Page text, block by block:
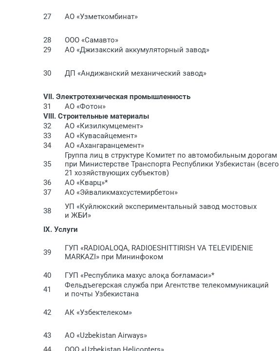
27 АО «Узметкомбинат»
28
ООО «Самавто»
29
АО «Джизакский аккумуляторный завод»
30 ДП «Андижанский механический завод»
VII. Электротехническая промышленность
31
АО «Фотон»
VIII. Строительные материалы
32
АО «Кизилкумцемент»
33
АО «Кувасайцемент»
34
АО «Ахангаранцемент»
35
Группа лиц в структуре Комитет по автомобильным дорогам
при Министерстве Транспорта Республики Узбекистан (всего
21 хозяйствующих субъектов)
36 АО «Кварц»*
37
АО «Эйваликмахсустемирбетон»
38
УП «Куйлюкский экспериментальный завод мостовых
и ЖБИ»
IX. Услуги
39
ГУП «RADIOALOQA, RADIOESHITTIRISH VA TELEVIDENIE
MARKAZI» при Мининфоком
40
ГУП «Республика махус алоқа боғламаси»*
41
Фельдъегерская служба при Агентстве телекоммуникаций
и почты Узбекистана
42 АК «Узбектелеком»
43
АО «Uzbekistan Airways»